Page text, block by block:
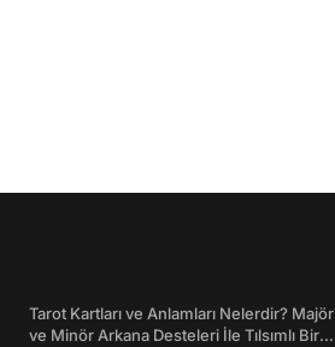
Tarot Kartları ve Anlamları Nelerdir? Majör
ve Minör Arkana Desteleri İle Tılsımlı Bir